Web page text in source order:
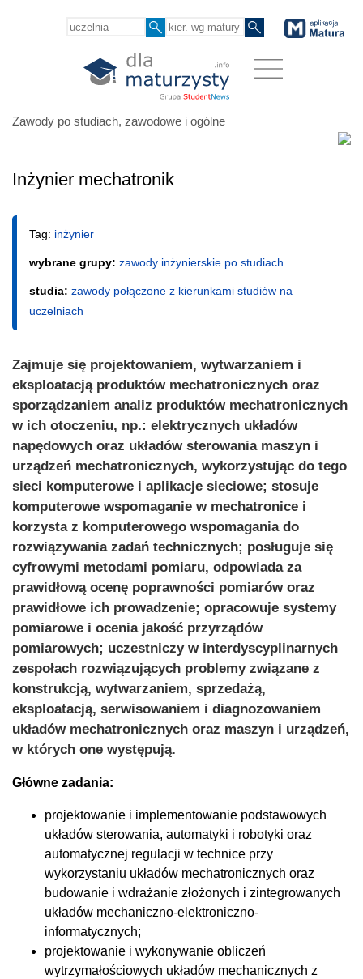
Zawody po studiach, zawodowe i ogólne
Inżynier mechatronik
Tag: inżynier
wybrane grupy: zawody inżynierskie po studiach
studia: zawody połączone z kierunkami studiów na
uczelniach
Zajmuje się projektowaniem, wytwarzaniem i
eksploatacją produktów mechatronicznych oraz
sporządzaniem analiz produktów mechatronicznych
w ich otoczeniu, np.: elektrycznych układów
napędowych oraz układów sterowania maszyn i
urządzeń mechatronicznych, wykorzystując do tego
sieci komputerowe i aplikacje sieciowe; stosuje
komputerowe wspomaganie w mechatronice i
korzysta z komputerowego wspomagania do
rozwiązywania zadań technicznych; posługuje się
cyfrowymi metodami pomiaru, odpowiada za
prawidłową ocenę poprawności pomiarów oraz
prawidłowe ich prowadzenie; opracowuje systemy
pomiarowe i ocenia jakość przyrządów
pomiarowych; uczestniczy w interdyscyplinarnych
zespołach rozwiązujących problemy związane z
konstrukcją, wytwarzaniem, sprzedażą,
eksploatacją, serwisowaniem i diagnozowaniem
układów mechatronicznych oraz maszyn i urządzeń,
w których one występują.
Główne zadania:
projektowanie i implementowanie podstawowych
układów sterowania, automatyki i robotyki oraz
automatycznej regulacji w technice przy
wykorzystaniu układów mechatronicznych oraz
budowanie i wdrażanie złożonych i zintegrowanych
układów mechaniczno-elektroniczno-
informatycznych;
projektowanie i wykonywanie obliczeń
wytrzymałościowych układów mechanicznych z